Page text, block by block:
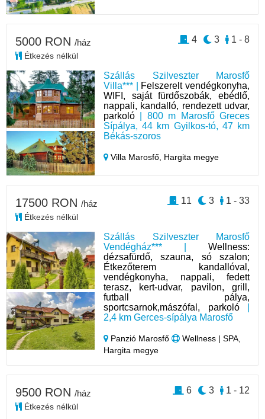
Szállás Szilveszter Marosfő
Villa*** | Felszerelt vendégkonyha,
WIFI, saját fürdőszobák, ebédlő,
nappali, kandalló, rendezett udvar,
parkoló | 800 m Marosfő Greces
Sípálya, 44 km Gyilkos-tó, 47 km
Békás-szoros
Villa Marosfő, Hargita megye
5000 RON /ház
Étkezés nélkül
1 - 8
3
4
Szállás Szilveszter Marosfő
Vendégház*** | Wellness:
dézsafürdő, szauna, só szalon;
Étkezőterem kandallóval,
vendégkonyha, nappali, fedett
terasz, kert-udvar, pavilon, grill,
futball pálya,
sportcsarnok,mászófal, parkoló|
2,4 km Gerces-sípálya Marosfő
Panzió Marosfő
Wellness | SPA,
Hargita megye
17500 RON /ház
Étkezés nélkül
1 - 33
3
11
9500 RON /ház
Étkezés nélkül
1 - 12
3
6